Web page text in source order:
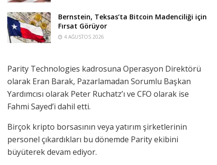
Bernstein, Teksas’ta Bitcoin Madenciliği için
Fırsat Görüyor
4 AĞUSTOS 2026
Parity Technologies kadrosuna Operasyon Direktörü
olarak Eran Barak, Pazarlamadan Sorumlu Başkan
Yardımcısı olarak Peter Ruchatz’ı ve CFO olarak ise
Fahmi Sayed’i dahil etti.
Birçok kripto borsasının veya yatırım şirketlerinin
personel çıkardıkları bu dönemde Parity ekibini
büyüterek devam ediyor.